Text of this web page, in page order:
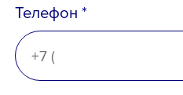
Телефон *